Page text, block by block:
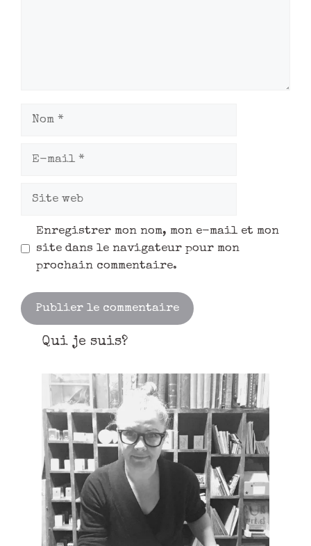
Enregistrer mon nom, mon e-mail et mon
site dans le navigateur pour mon
prochain commentaire.
Qui je suis?